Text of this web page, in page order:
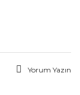
Yorum Yazın